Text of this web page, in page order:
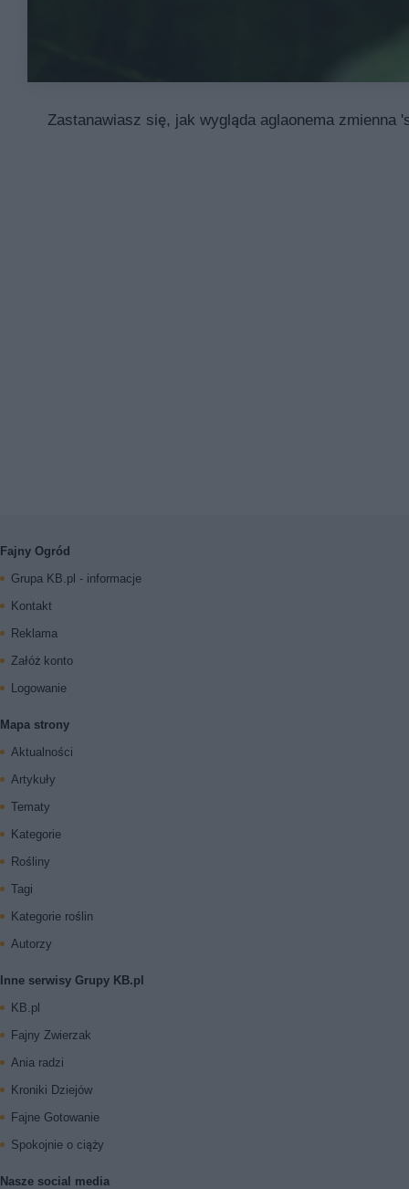
Zastanawiasz się, jak wygląda aglaonema
Fajny Ogród
Grupa KB.pl - informacje
Kontakt
Reklama
Załóż konto
Logowanie
Mapa strony
Aktualności
Artykuły
Tematy
Kategorie
Rośliny
Tagi
Kategorie roślin
Autorzy
Inne serwisy Grupy KB.pl
KB.pl
Fajny Zwierzak
Ania radzi
Kroniki Dziejów
Fajne Gotowanie
Spokojnie o ciąży
Nasze social media